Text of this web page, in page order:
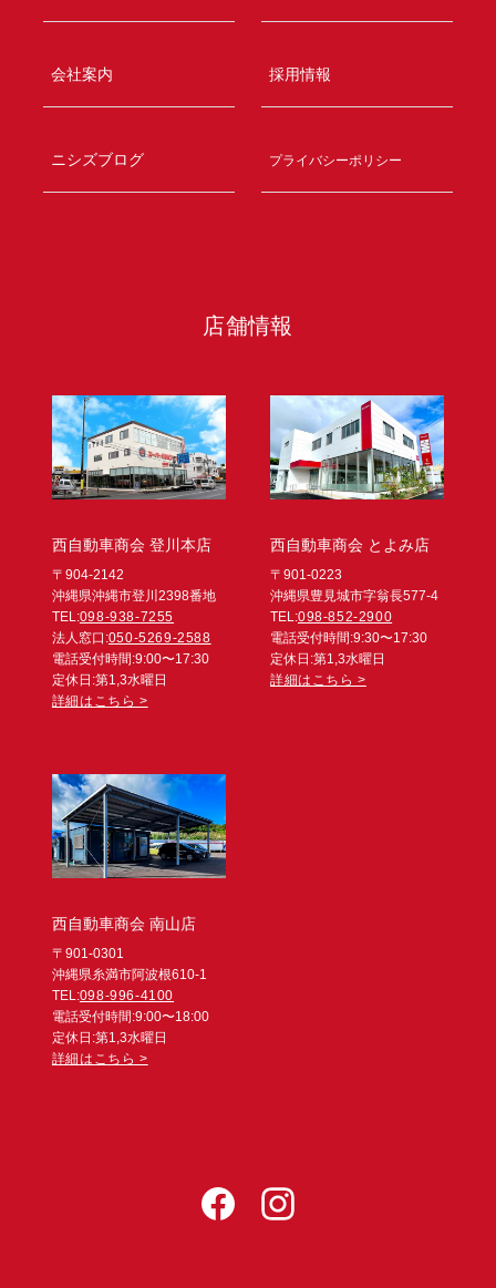
会社案内 採用情報
ニシズブログ プライバシーポリシー
店舗情報
西自動車商会 登川本店
〒904-2142
沖縄県沖縄市登川2398番地
TEL:098-938-7255
法人窓口:050-5269-2588
電話受付時間:9:00〜17:30
定休日:第1,3水曜日
詳細はこちら >
西自動車商会 とよみ店
〒901-0223
沖縄県豊見城市字翁長577-4
TEL:098-852-2900
電話受付時間:9:30〜17:30
定休日:第1,3水曜日
詳細はこちら >
西自動車商会 南山店
〒901-0301
沖縄県糸満市阿波根610-1
TEL:098-996-4100
電話受付時間:9:00〜18:00
定休日:第1,3水曜日
詳細はこちら >